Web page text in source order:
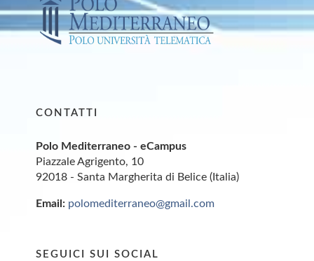
CONTATTI
Polo Mediterraneo - eCampus
Piazzale Agrigento, 10
92018 - Santa Margherita di Belice (Italia)
Email: polomediterraneo@gmail.com
SEGUICI SUI SOCIAL